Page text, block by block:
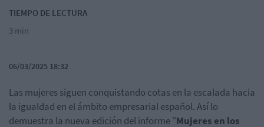
TIEMPO DE LECTURA
3 min
06/03/2025 18:32
Las mujeres siguen conquistando cotas en la escalada hacia
la igualdad en el ámbito empresarial español. Así lo
demuestra la nueva edición del informe "Mujeres en los